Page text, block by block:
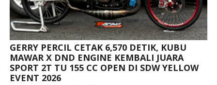
GERRY PERCIL CETAK 6,570 DETIK, KUBU
MAWAR X DND ENGINE KEMBALI JUARA
SPORT 2T TU 155 CC OPEN DI SDW YELLOW
EVENT 2026